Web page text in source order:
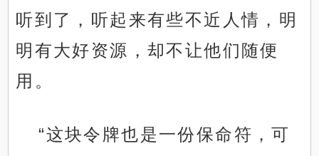
听到了，听起来有些不近人情，明
明有大好资源，却不让他们随便
用。
“这块令牌也是一份保命符，可